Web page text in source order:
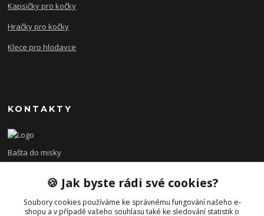
Kapsičky pro kočky
Hračky pro kočky
Klece pro hlodavce
KONTAKTY
Bašta do misky
+420 608 479 610
po - pá 8:00 - 15:00
🍪 Jak byste rádi své cookies?
Soubory cookies používáme ke správnému fungování našeho e-
shopu a v případě vašeho souhlasu také ke sledování statistik o